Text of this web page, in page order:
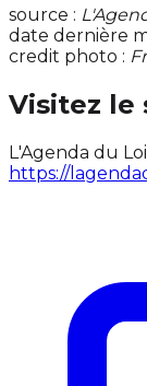
source :
date dernière
credit photo :
Visitez le
L'Agenda du
https://